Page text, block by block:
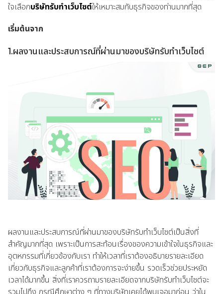
ใจเลือกบริษัทรับทำเว็บไซต์ให้เหมาะสมกับธุรกิจของท่านมากที่สุด
เริ่มต้นจาก
1.ผลงานและประสบการณ์ที่ผ่านมาของบริษัทรับทำเว็บไซต์
ผลงานและประสบการณ์ที่ผ่านมาของบริษัทรับทำเว็บไซต์เป็นสิ่งที่
สำคัญมากที่สุด เพราะเป็นการสะท้อนเรื่องของความเข้าใจในธุรกิจและ
อุตหกรรมที่เกี่ยวข้องกับเรา ทำให้เวลาที่เราต้องอธิบายรายละเอียด
เกี่ยวกับธุรกิจและลูกค้าที่เราต้องการจะง่ายขึ้น รวดเร็วช่วยประหยัด
เวลาได้มากขึ้น สิ่งที่เราควรถามรายละเอียดจากบริษัทรับทำเว็บไซต์จะ
รวมไปถึง กรณีศึกษาต่าง ๆ ที่ทางบริษัทเคยได้พบเจอมาก่อน ว่าใน